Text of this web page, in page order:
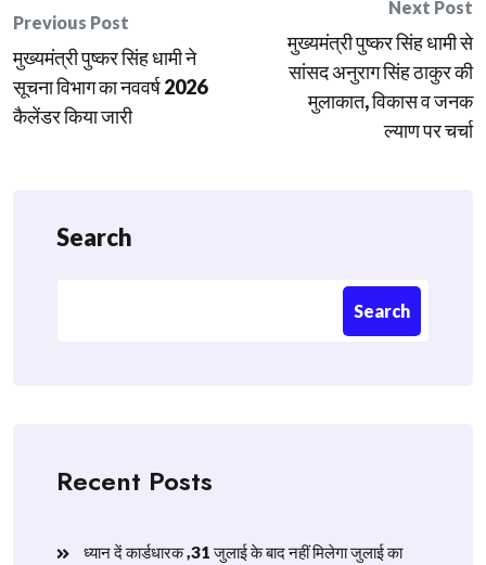
Post
navigation
Previous Post
मुख्यमंत्री पुष्कर सिंह धामी ने
सूचना विभाग का नववर्ष 2026
कैलेंडर किया जारी
Next Post
मुख्यमंत्री पुष्कर सिंह धामी से
सांसद अनुराग सिंह ठाकुर की
मुलाकात, विकास व जनक
ल्याण पर चर्चा
Search
Search
Recent Posts
ध्यान दें कार्डधारक ,31 जुलाई के बाद नहीं मिलेगा जुलाई का